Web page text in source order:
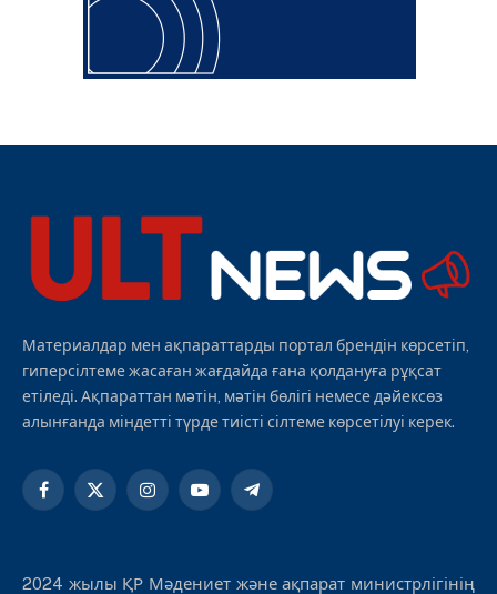
Материалдар мен ақпараттарды портал брендін көрсетіп,
гиперсілтеме жасаған жағдайда ғана қолдануға рұқсат
етіледі. Ақпараттан мәтін, мәтін бөлігі немесе дәйексөз
алынғанда міндетті түрде тиісті сілтеме көрсетілуі керек.
Facebook
X
InstagramYouTubeTelegram
2024 жылы ҚР Мәдениет және ақпарат министрлігінің